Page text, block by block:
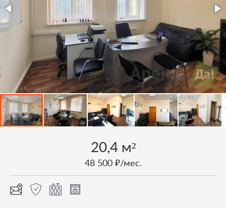
20,4 м²
48 500 ₽/мес.